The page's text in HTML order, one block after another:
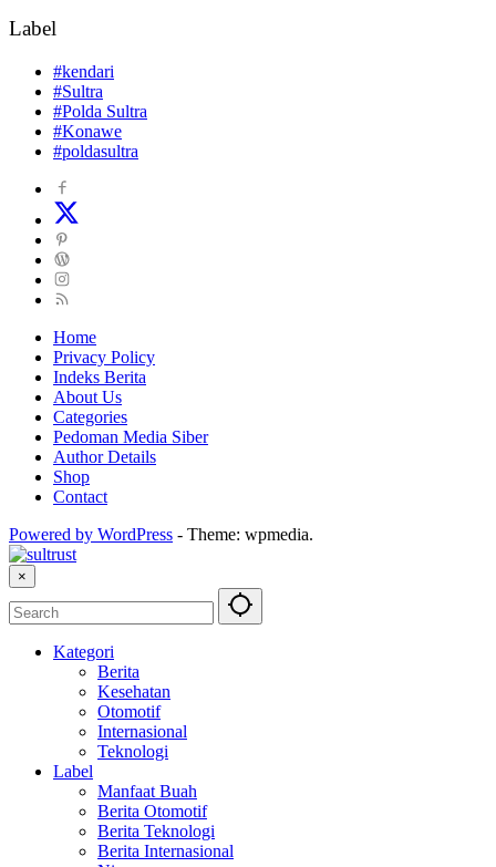
Label
#kendari
#Sultra
#Polda Sultra
#Konawe
#poldasultra
Home
Privacy Policy
Indeks Berita
About Us
Categories
Pedoman Media Siber
Author Details
Shop
Contact
Powered by WordPress - Theme: wpmedia.
×
Kategori
Berita
Kesehatan
Otomotif
Internasional
Teknologi
Label
Manfaat Buah
Berita Otomotif
Berita Teknologi
Berita Internasional